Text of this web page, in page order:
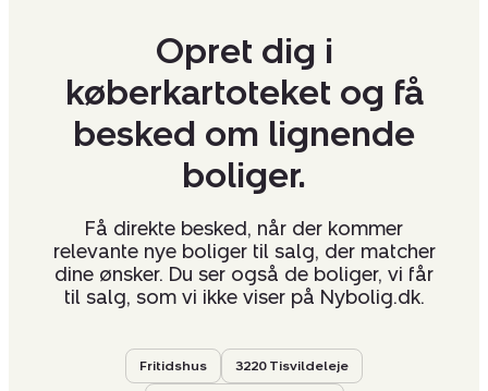
Opret dig i
køberkartoteket og få
besked om lignende
boliger.
Få direkte besked, når der kommer
relevante nye boliger til salg, der matcher
dine ønsker. Du ser også de boliger, vi får
til salg, som vi ikke viser på Nybolig.dk.
Fritidshus 3220 Tisvildeleje